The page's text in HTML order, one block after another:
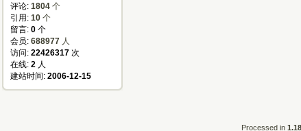
评论: 1804 个
引用: 10 个
留言: 0 个
会员: 688977 人
访问: 22426317 次
在线: 2 人
建站时间: 2006-12-15
Processed in